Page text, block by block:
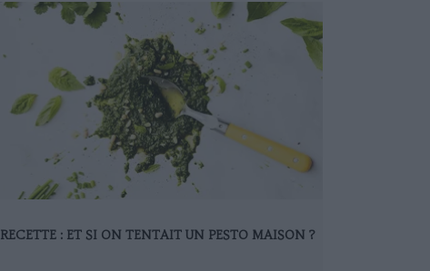
RECETTE : ET SI ON TENTAIT UN PESTO MAISON ?